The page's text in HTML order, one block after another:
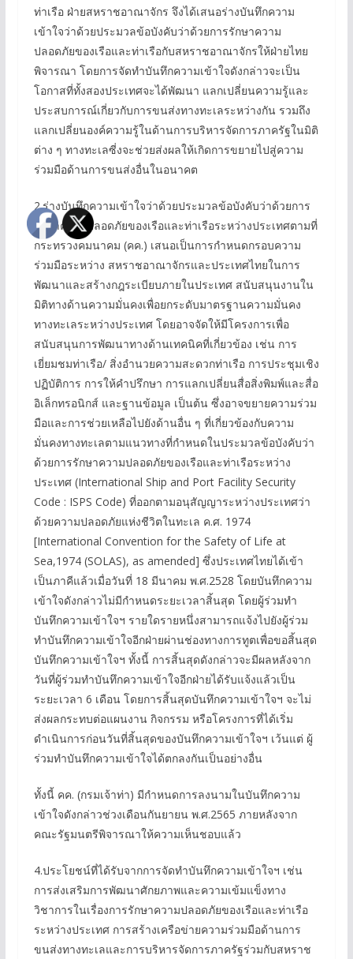
ท่าเรือ ฝ่ายสหราชอาณาจักร จึงได้เสนอร่างบันทึกความ
เข้าใจว่าด้วยประมวลข้อบังคับว่าด้วยการรักษาความ
ปลอดภัยของเรือและท่าเรือกับสหราชอาณาจักรให้ฝ่ายไทย
พิจารณา โดยการจัดทำบันทึกความเข้าใจดังกล่าวจะเป็น
โอกาสที่ทั้งสองประเทศจะได้พัฒนา แลกเปลี่ยนความรู้และ
ประสบการณ์เกี่ยวกับการขนส่งทางทะเลระหว่างกัน รวมถึง
แลกเปลี่ยนองค์ความรู้ในด้านการบริหารจัดการภาครัฐในมิติ
ต่าง ๆ ทางทะเลซี่งจะช่วยส่งผลให้เกิดการขยายไปสู่ความ
ร่วมมือด้านการขนส่งอื่นในอนาคต
2.ร่างบันทึกความเข้าใจว่าด้วยประมวลข้อบังคับว่าด้วยการ
รักษาความปลอดภัยของเรือและท่าเรือระหว่างประเทศตามที่
กระทรวงคมนาคม (คค.) เสนอเป็นการกำหนดกรอบความ
ร่วมมือระหว่าง สหราชอาณาจักรและประเทศไทยในการ
พัฒนาและสร้างกฎระเบียบภายในประเทศ สนับสนุนงานใน
มิติทางด้านความมั่นคงเพื่อยกระดับมาตรฐานความมั่นคง
ทางทะเลระหว่างประเทศ โดยอาจจัดให้มีโครงการเพื่อ
สนับสนุนการพัฒนาทางด้านเทคนิคที่เกี่ยวข้อง เช่น การ
เยี่ยมชมท่าเรือ/ สิ่งอำนวยความสะดวกท่าเรือ การประชุมเชิง
ปฏิบัติการ การให้คำปรึกษา การแลกเปลี่ยนสื่อสิ่งพิมพ์และสื่อ
อิเล็กทรอนิกส์ และฐานข้อมูล เป็นต้น ซึ่งอาจขยายความร่วม
มือและการช่วยเหลือไปยังด้านอื่น ๆ ที่เกี่ยวข้องกับความ
มั่นคงทางทะเลตามแนวทางที่กำหนดในประมวลข้อบังคับว่า
ด้วยการรักษาความปลอดภัยของเรือและท่าเรือระหว่าง
ประเทศ (International Ship and Port Facility Security
Code : ISPS Code) ที่ออกตามอนุสัญญาระหว่างประเทศว่า
ด้วยความปลอดภัยแห่งชีวิตในทะเล ค.ศ. 1974
[International Convention for the Safety of Life at
Sea,1974 (SOLAS), as amended] ซึ่งประเทศไทยได้เข้า
เป็นภาคีแล้วเมื่อวันที่ 18 มีนาคม พ.ศ.2528 โดยบันทึกความ
เข้าใจดังกล่าวไม่มีกำหนดระยะเวลาสิ้นสุด โดยผู้ร่วมทำ
บันทึกความเข้าใจฯ รายใดรายหนึ่งสามารถแจ้งไปยังผู้ร่วม
ทำบันทึกความเข้าใจอีกฝ่ายผ่านช่องทางการทูตเพื่อขอสิ้นสุด
บันทึกความเข้าใจฯ ทั้งนี้ การสิ้นสุดดังกล่าวจะมีผลหลังจาก
วันที่ผู้ร่วมทำบันทึกความเข้าใจอีกฝ่ายได้รับแจ้งแล้วเป็น
ระยะเวลา 6 เดือน โดยการสิ้นสุดบันทึกความเข้าใจฯ จะไม่
ส่งผลกระทบต่อแผนงาน กิจกรรม หรือโครงการที่ได้เริ่ม
ดำเนินการก่อนวันที่สิ้นสุดของบันทึกความเข้าใจฯ เว้นแต่ ผู้
ร่วมทำบันทึกความเข้าใจได้ตกลงกันเป็นอย่างอื่น
ทั้งนี้ คค. (กรมเจ้าท่า) มีกำหนดการลงนามในบันทึกความ
เข้าใจดังกล่าวช่วงเดือนกันยายน พ.ศ.2565 ภายหลังจาก
คณะรัฐมนตรีพิจารณาให้ความเห็นชอบแล้ว
4.ประโยชน์ที่ได้รับจากการจัดทำบันทึกความเข้าใจฯ เช่น
การส่งเสริมการพัฒนาศักยภาพและความเข้มแข็งทาง
วิชาการในเรื่องการรักษาความปลอดภัยของเรือและท่าเรือ
ระหว่างประเทศ การสร้างเครือข่ายความร่วมมือด้านการ
ขนส่งทางทะเลและการบริหารจัดการภาครัฐร่วมกับสหราช